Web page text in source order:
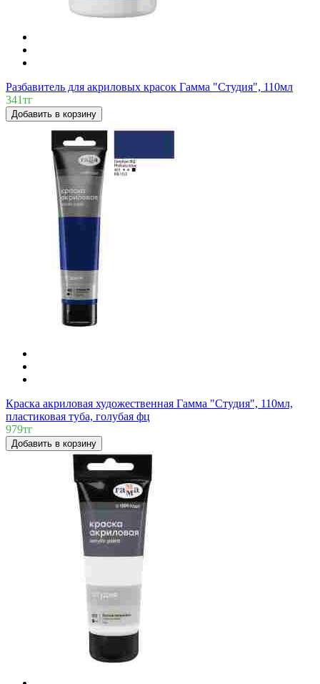
Разбавитель для акриловых красок Гамма "Студия", 110мл
341тг
Добавить в корзину
Краска акриловая художественная Гамма "Студия", 110мл,
пластиковая туба, голубая фц
979тг
Добавить в корзину